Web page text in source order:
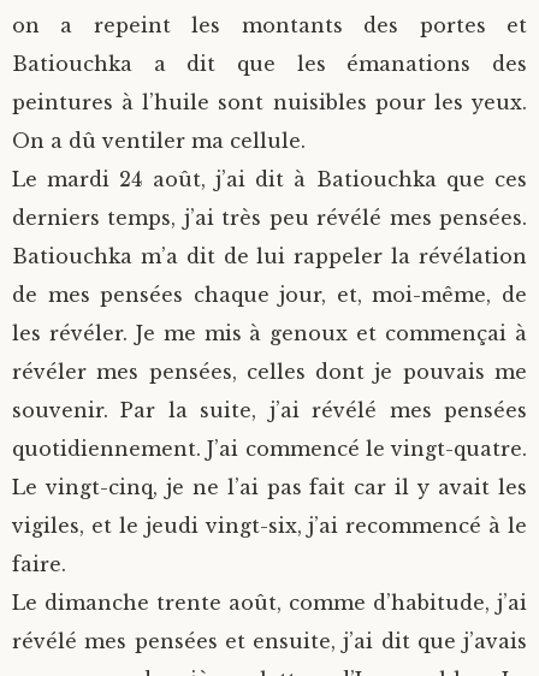
on a repeint les montants des portes et
Batiouchka a dit que les émanations des
peintures à l’huile sont nuisibles pour les yeux.
On a dû ventiler ma cellule.
Le mardi 24 août, j’ai dit à Batiouchka que ces
derniers temps, j’ai très peu révélé mes pensées.
Batiouchka m’a dit de lui rappeler la révélation
de mes pensées chaque jour, et, moi-même, de
les révéler. Je me mis à genoux et commençai à
révéler mes pensées, celles dont je pouvais me
souvenir. Par la suite, j’ai révélé mes pensées
quotidiennement. J’ai commencé le vingt-quatre.
Le vingt-cinq, je ne l’ai pas fait car il y avait les
vigiles, et le jeudi vingt-six, j’ai recommencé à le
faire.
Le dimanche trente août, comme d’habitude, j’ai
révélé mes pensées et ensuite, j’ai dit que j’avais